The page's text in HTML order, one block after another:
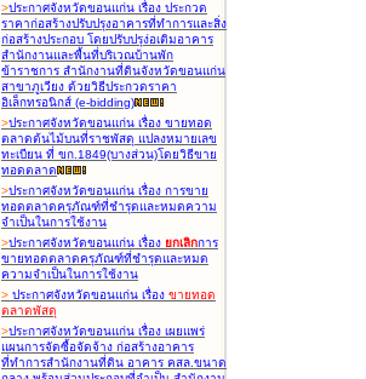
>ประกาศจังหวัดขอนแก่น เรื่อง ประกวด
ราคาก่อสร้างปรับปรุงอาคารที่ทำการและสิ่ง
ก่อสร้างประกอบ โดยปรับปรุง่อเติมอาคาร
สำนักงานและพื้นที่บริเวณบ้านพัก
ข้าราชการ สำนักงานที่ดินจังหวัดขอนแก่น
สาขาภูเวียง ด้วยวิธีประกวดราคา
อิเล็กทรอนิกส์ (e-bidding)
>ประกาศจังหวัดขอนแก่น เรื่อง ขายทอด
ตลาดต้นไม้บนที่ราชพัสดุ แปลงหมายเลข
ทะเบียน ที่ ขก.1849(บางส่วน)โดยวิธีขาย
ทอดตลาด
>ประกาศจังหวัดขอนแก่น เรื่อง การขาย
ทอดตลาดครุภัณฑ์ที่ชำรุดและหมดความ
จำเป็นในการใช้งาน
>ประกาศจังหวัดขอนแก่น เรื่อง ยกเลิกการ
ขายทอดตลาดครุภัณฑ์ที่ชำรุดและหมด
ความจำเป็นในการใช้งาน
> ประกาศจังหวัดขอนแก่น เรื่อง ขายทอด
ตลาดพัสดุ
>ประกาศจังหวัดขอนแก่น เรื่อง เผยแพร่
แผนการจัดซื้อจัดจ้าง ก่อสร้างอาคาร
ที่ทำการสำนักงานที่ดิน อาคาร คสล.ขนาด